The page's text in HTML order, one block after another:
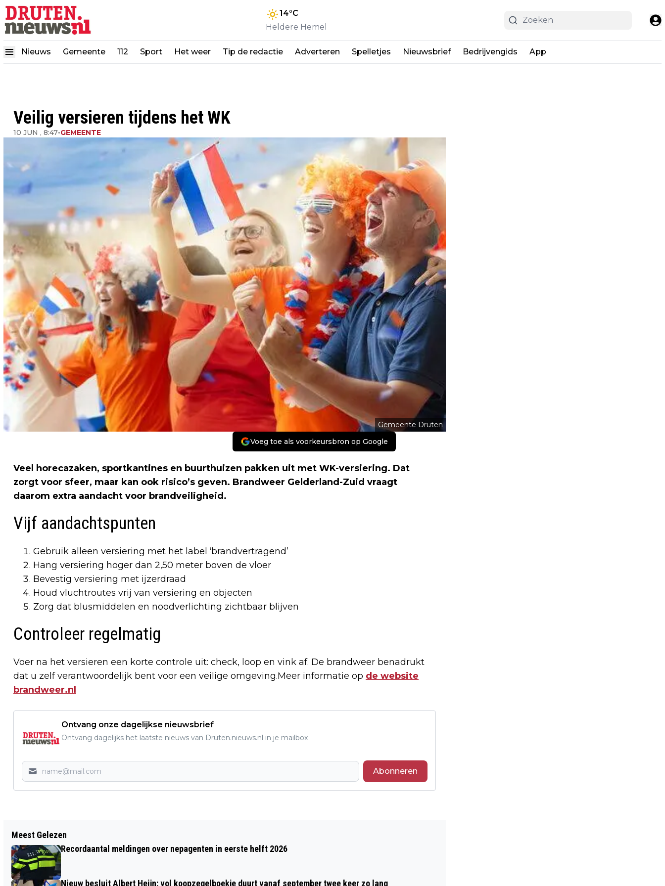
14°C
Heldere Hemel
Nieuws Gemeente 112 Sport Het weer Tip de redactie Adverteren Spelletjes Nieuwsbrief Bedrijvengids App
Veilig versieren tijdens het WK
10 JUN , 8:47•GEMEENTE
Gemeente Druten
Voeg toe als voorkeursbron op Google
Veel horecazaken, sportkantines en buurthuizen pakken uit met WK-versiering. Dat
zorgt voor sfeer, maar kan ook risico’s geven. Brandweer Gelderland-Zuid vraagt
daarom extra aandacht voor brandveiligheid.
Vijf aandachtspunten
Gebruik alleen versiering met het label ‘brandvertragend’
Hang versiering hoger dan 2,50 meter boven de vloer
Bevestig versiering met ijzerdraad
Houd vluchtroutes vrij van versiering en objecten
Zorg dat blusmiddelen en noodverlichting zichtbaar blijven
Controleer regelmatig
Voer na het versieren een korte controle uit: check, loop en vink af. De brandweer benadrukt
dat u zelf verantwoordelijk bent voor een veilige omgeving.Meer informatie op de website
brandweer.nl
Ontvang onze dagelijkse nieuwsbrief
Ontvang dagelijks het laatste nieuws van Druten.nieuws.nl in je mailbox
Abonneren
NIEUWE DIENSTREGELING BUSSEN
VOLGEND JAAR TOT 10 PROCENT
Meest Gelezen
Recordaantal meldingen over nepagenten in eerste helft 2026
Nieuw besluit Albert Heijn: vol koopzegelboekje duurt vanaf september twee keer zo lang